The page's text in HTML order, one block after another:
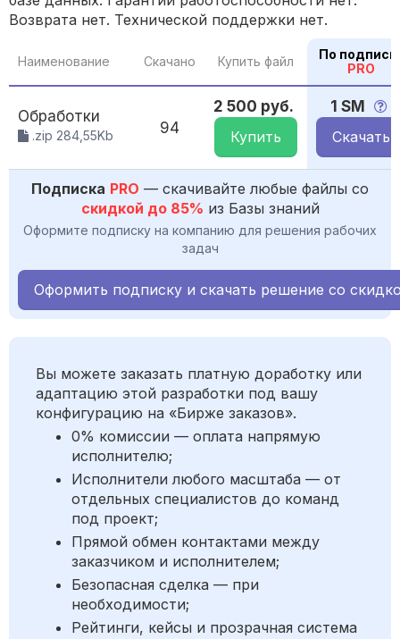
Возврата нет. Технической поддержки нет.
Наименование Скачано Купить файл
По
PRO
Обработки
.zip 284,55Kb 94
2 500 руб.
Купить
1 SM
Скачать
Подписка PRO — скачивайте любые файлы со
скидкой до 85% из Базы знаний
Оформите подписку на компанию для решения рабочих
задач
Оформить подписку и скачать решение со
Вы можете заказать платную доработку или
адаптацию этой разработки под вашу
конфигурацию на «Бирже заказов».
0% комиссии — оплата напрямую
исполнителю;
Исполнители любого масштаба — от
отдельных специалистов до команд
под проект;
Прямой обмен контактами между
заказчиком и исполнителем;
Безопасная сделка — при
необходимости;
Рейтинги, кейсы и прозрачная система